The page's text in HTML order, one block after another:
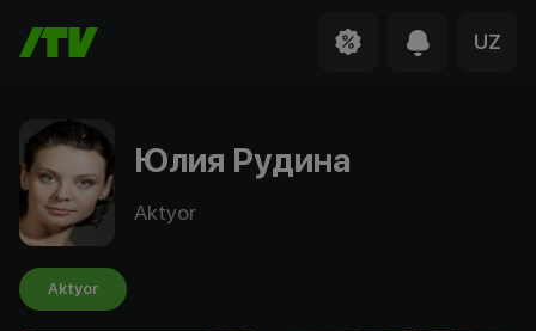
UZ
Юлия Рудина
Aktyor
Aktyor